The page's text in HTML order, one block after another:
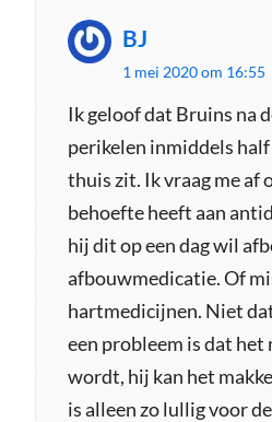
BJ
s
h
r
e
e
:
1 mei 2020 om 16:55
Ik geloof dat Bruins na
perikelen inmiddels
thuis zit. Ik vraag me af
behoefte heeft aan
hij dit op een dag wil
afbouwmedicatie. Of
hartmedicijnen. Niet
een probleem is dat het
wordt, hij kan het
is alleen zo lullig voor